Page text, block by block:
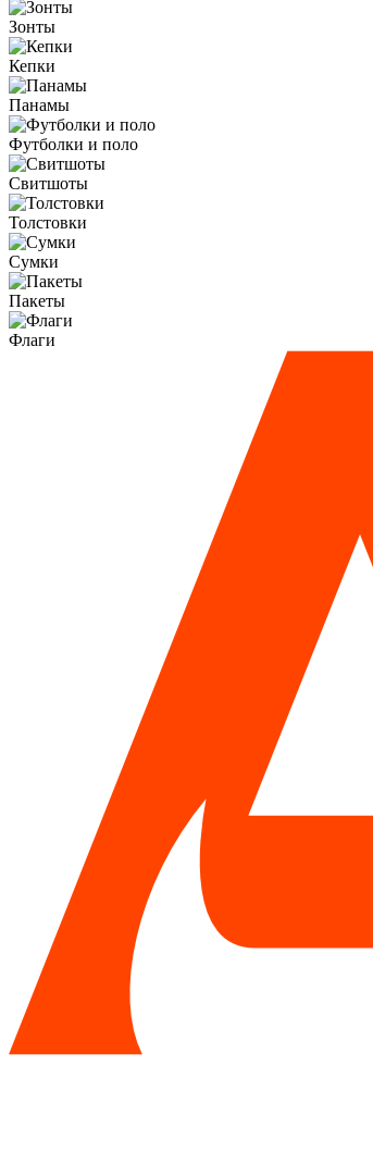
Зонты
Кепки
Панамы
Футболки и поло
Свитшоты
Толстовки
Сумки
Пакеты
Флаги